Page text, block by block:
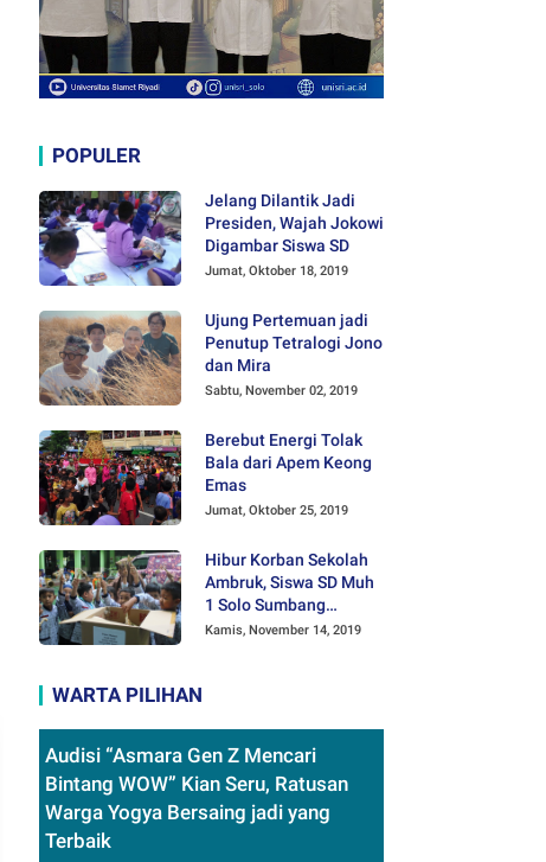
POPULER
Jelang Dilantik Jadi
Presiden, Wajah Jokowi
Digambar Siswa SD
Jumat, Oktober 18, 2019
Ujung Pertemuan jadi
Penutup Tetralogi Jono
dan Mira
Sabtu, November 02, 2019
Berebut Energi Tolak
Bala dari Apem Keong
Emas
Jumat, Oktober 25, 2019
Hibur Korban Sekolah
Ambruk, Siswa SD Muh
1 Solo Sumbang
Mainan Othok-othok
Kamis, November 14, 2019
WARTA PILIHAN
Audisi “Asmara Gen Z Mencari
Bintang WOW” Kian Seru, Ratusan
Warga Yogya Bersaing jadi yang
Terbaik